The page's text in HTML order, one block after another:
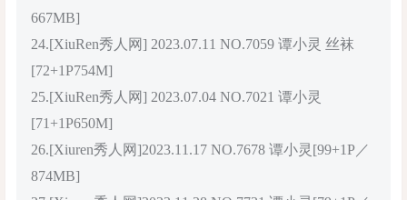
667MB]
24.[XiuRen秀人网] 2023.07.11 NO.7059 谭小灵 丝袜
[72+1P754M]
25.[XiuRen秀人网] 2023.07.04 NO.7021 谭小灵
[71+1P650M]
26.[Xiuren秀人网]2023.11.17 NO.7678 谭小灵[99+1P／
874MB]